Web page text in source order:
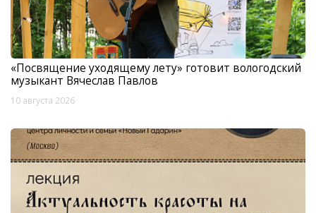
«Посвящение уходящему лету» готовит вологодский
музыкант Вячеслав Павлов
10 августа 2026